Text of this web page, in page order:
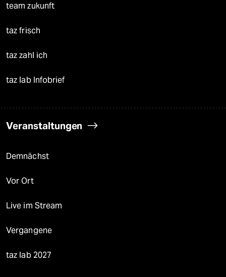
team zukunft
taz frisch
taz zahl ich
taz lab Infobrief
Veranstaltungen
Demnächst
Vor Ort
Live im Stream
Vergangene
taz lab 2027